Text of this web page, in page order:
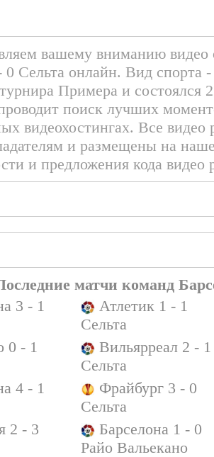
вашему вниманию видео
0 Сельта онлайн. Вид
Примера и состоялся
поиск лучших
видеохостингах. Все видео
и размещены на
и предложения кода видео
матчи команд
3 - 1
Атлетик 1 - 1
Сельта
0 - 1
Вильярреал 2 - 1
Сельта
4 - 1
Фрайбург 3 - 0
Сельта
2 - 3
Барселона 1 - 0
Райо Вальекано